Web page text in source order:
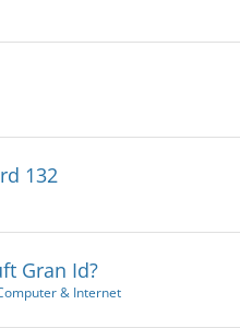
132
Gran Id?
& Internet